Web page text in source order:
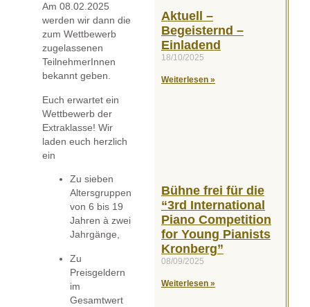
Aktuell –
Begeisternd –
Einladend
18/10/2025
Weiterlesen »
Bühne frei für die
“3rd International
Piano Competition
for Young Pianists
Kronberg”
08/09/2025
Weiterlesen »
Am 08.02.2025
werden wir dann die
zum Wettbewerb
zugelassenen
TeilnehmerInnen
bekannt geben.
Euch erwartet ein
Wettbewerb der
Extraklasse! Wir
laden euch herzlich
ein
Zu sieben
Altersgruppen
von 6 bis 19
Jahren à zwei
Jahrgänge,
Zu
Preisgeldern
im
Gesamtwert